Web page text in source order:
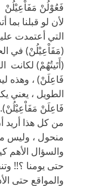
فَعُوْلُنْ
لأن لو قبلنا
التي أعتمدت
(مَفَاْعِيْلُنْ) في
(أَتَيتُهُمْ) لكانت
فَاعِلَنْ) ، وهذه
الطويل ، يعني
فَاعِلَنْ مَفَاْعِيْلُنْ).
من كل هذا أريد
منحول ، وليس
والسؤال الأهم
حتى يومنا ؟!!
والمواقع حتى